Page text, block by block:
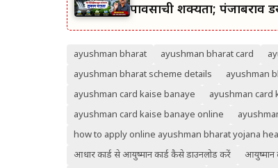
पावसाची शक्यता; पंजाबराव
ayushman bharat ayushman bharat card
ayushman bharat scheme details
ayushman
ayushman card kaise banaye
ayushman card
ayushman card kaise banaye online
how to apply online ayushman bharat yojana
आधार कार्ड से आयुष्मान कार्ड कैसे डाउनलोड करें
आयुष्मान